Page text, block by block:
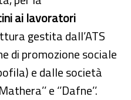
ai lavoratori
gestita dall’ATS
di promozione sociale
e dalle società
e ‘’Dafne’’.